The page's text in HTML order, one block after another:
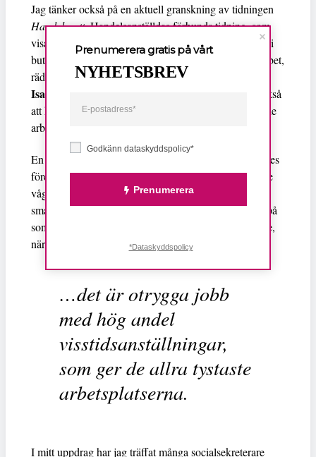
Jag tänker också på en aktuell granskning av tidningen
Handelsnytt, Handelsanställdas förbunds tidning, som
visar att tystnadskulturen breder ut sig bland anställda i
butiker och lager. Många är allt räddare att förlora jobbet,
räddare att bli utfrysta om de anmäler fel och brister.
Isabella Lindström
, som jobbar på Åhléns, säger också
att hon tror att tystnaden är större på kvinnodominerade
arbetsplatser.
En annan undersökning, av Sylf, Sveriges yngre läkares
förening, visar också att just unga kvinnliga läkare inte
vågar begära några anpassade scheman när de har
småbarn, oron för repressalier är så stor, så de jobbar på
som vanligt, och blir istället långtidssjukskrivna senare,
när de inte orkar längre.
…det är otrygga jobb
med hög andel
visstidsanställningar,
som ger de allra tystaste
arbetsplatserna.
I mitt uppdrag har jag träffat många socialsekreterare
Godkänn dataskyddspolicy*
Prenumerera
Prenumerera gratis på vårt
NYHETSBREV
*Dataskyddspolicy